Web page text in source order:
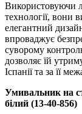
Використовуючи
технології, вони
елегантний
впроваджує
суворому
дозволяє їй
Іспанії та за її
Умивальник на
білий (13-40-856)